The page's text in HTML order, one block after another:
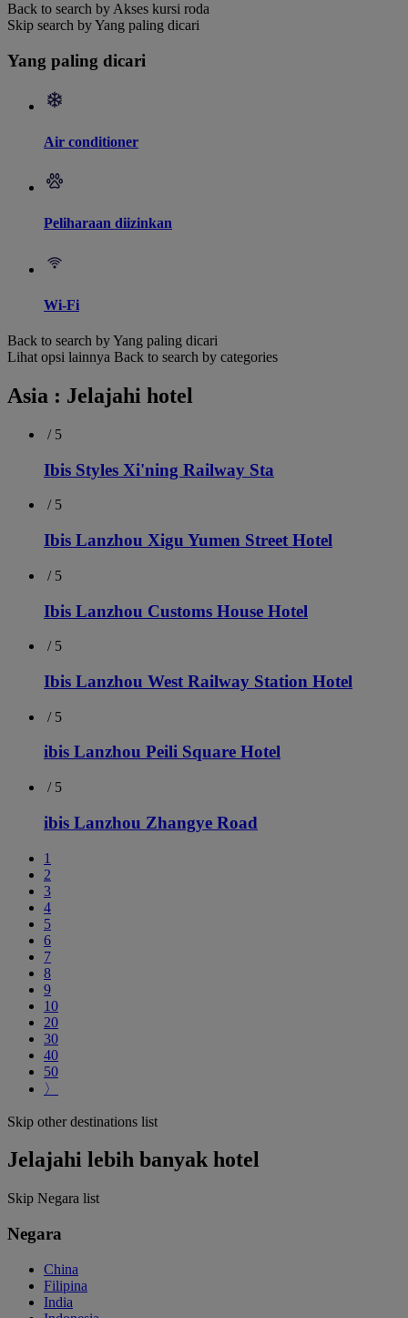
Back to search by Akses kursi roda
Skip search by Yang paling dicari
Yang paling dicari
Air conditioner
Peliharaan diizinkan
Wi-Fi
Back to search by Yang paling dicari
Lihat opsi lainnya Back to search by categories
Asia : Jelajahi hotel
/ 5
Ibis Styles Xi'ning Railway Sta
/ 5
Ibis Lanzhou Xigu Yumen Street Hotel
/ 5
Ibis Lanzhou Customs House Hotel
/ 5
Ibis Lanzhou West Railway Station Hotel
/ 5
ibis Lanzhou Peili Square Hotel
/ 5
ibis Lanzhou Zhangye Road
1
2
3
4
5
6
7
8
9
10
20
30
40
50
〉
Skip other destinations list
Jelajahi lebih banyak hotel
Skip Negara list
Negara
China
Filipina
India